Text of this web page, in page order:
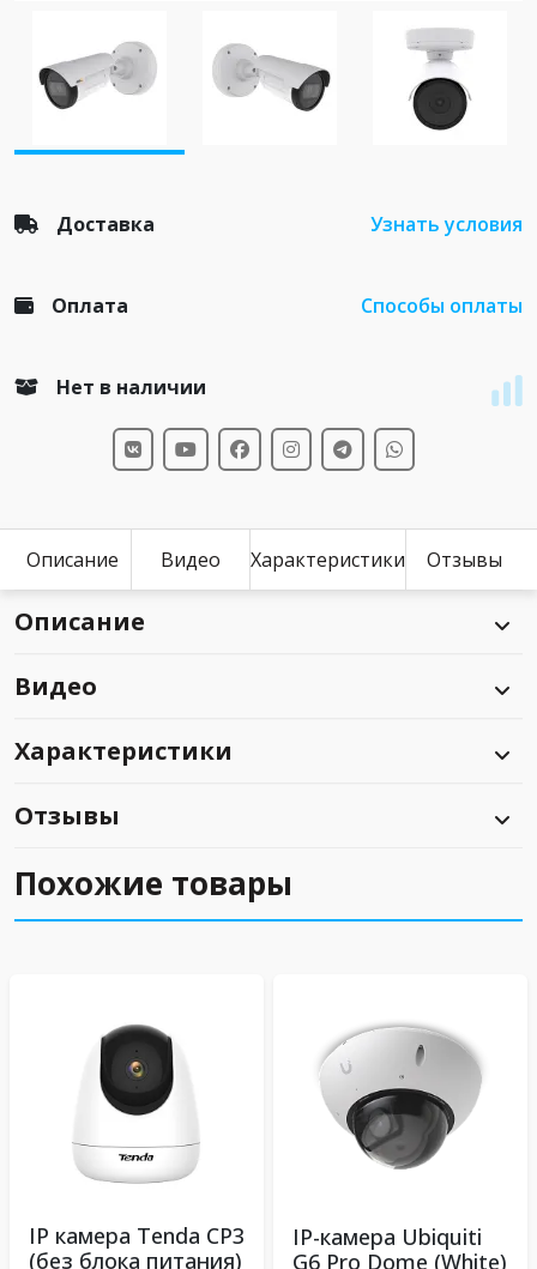
Доставка Узнать условия
Оплата Способы оплаты
Нет в наличии
Описание Видео Характеристики Отзывы
Описание
Видео
Характеристики
Отзывы
Похожие товары
IP камера Tenda CP3
(без блока питания)
IP-камера Ubiquiti
G6 Pro Dome (White)